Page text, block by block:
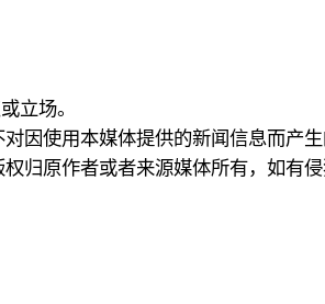
立场。
因使用本媒体提供的新闻信息而产生
归原作者或者来源媒体所有，如有